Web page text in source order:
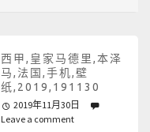
西甲,皇家马德里,本泽
马,法国,手机,壁
纸,2019,191130
2019年11月30日
Leave a comment